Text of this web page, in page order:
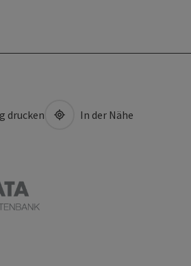
drucken In der Nähe